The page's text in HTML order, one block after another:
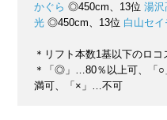
かぐら ◎450cm、13位 湯沢
光◎450cm、13位 白山セイ
＊リフト本数1基以下のロコ
＊「◎」…80％以上可、「
満可、「×」…不可